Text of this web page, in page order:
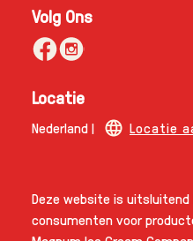
Volg Ons
Locatie
Nederland | Locatie
Deze website is
consumenten voor